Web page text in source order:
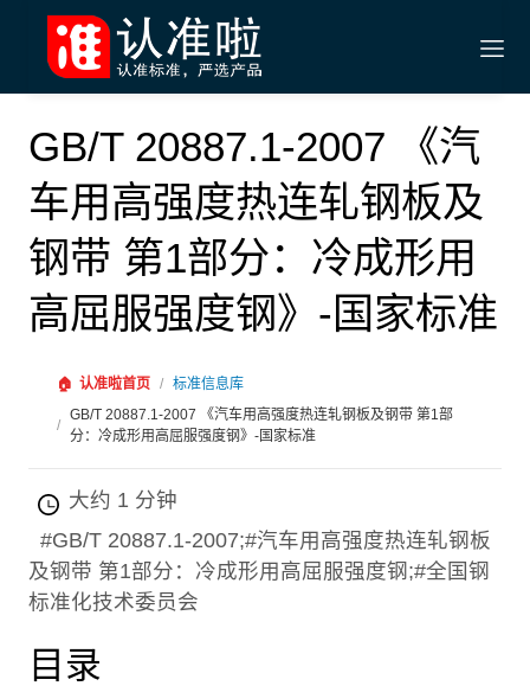
GB/T 20887.1-2007 《汽
车用高强度热连轧钢板及
钢带 第1部分：冷成形用
高屈服强度钢》-国家标准
🏠 认准啦首页 / 标准信息库
/
GB/T 20887.1-2007 《汽车用高强度热连轧钢板及钢带 第1部
分：冷成形用高屈服强度钢》-国家标准
大约 1 分钟
#GB/T 20887.1-2007;#汽车用高强度热连轧钢板
及钢带 第1部分：冷成形用高屈服强度钢;#全国钢
标准化技术委员会
目录